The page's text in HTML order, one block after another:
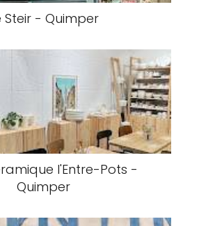
Steir - Quimper
l'Entre-Pots -
Quimper